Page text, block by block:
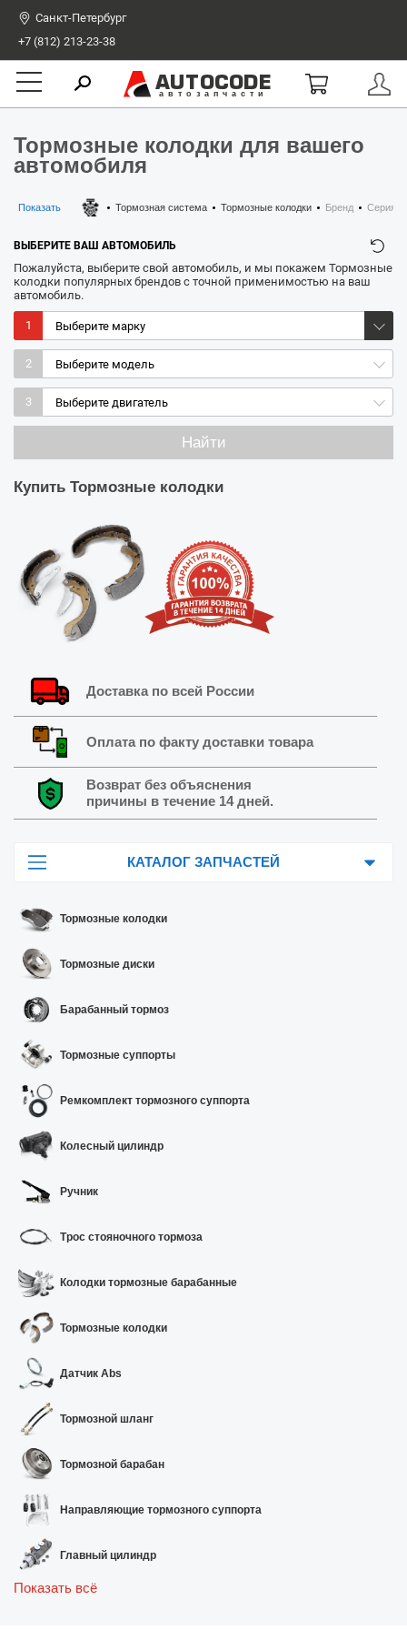
Санкт-Петербург
+7 (812) 213-23-38
AUTOCODE
автозапчасти
Тормозные колодки для вашего
автомобиля
Показать Тормозная система Тормозные колодки Бренд Серия
ВЫБЕРИТЕ ВАШ АВТОМОБИЛЬ
Пожалуйста, выберите свой автомобиль, и мы покажем Тормозные
колодки популярных брендов с точной применимостью на ваш
автомобиль.
1
2
3
Найти
Купить Тормозные колодки
Доставка по всей России
Оплата по факту доставки товара
Возврат без объяснения
причины в течение 14 дней.
КАТАЛОГ ЗАПЧАСТЕЙ
Тормозные колодки
Тормозные диски
Барабанный тормоз
Тормозные суппорты
Ремкомплект тормозного суппорта
Колесный цилиндр
Ручник
Трос стояночного тормоза
Колодки тормозные барабанные
Тормозные колодки
Датчик Abs
Тормозной шланг
Тормозной барабан
Направляющие тормозного суппорта
Главный цилиндр
Показать всё